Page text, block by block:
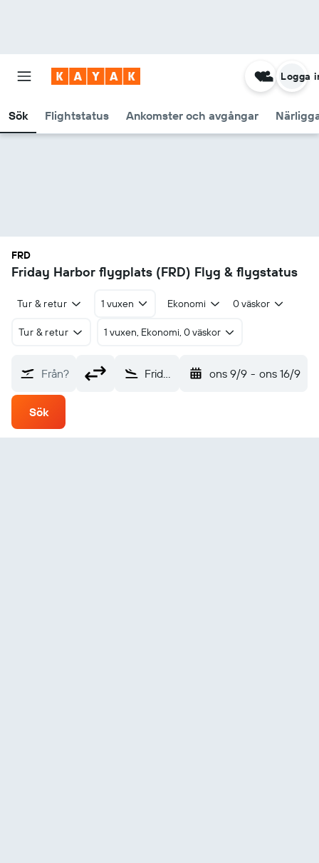
Sök Flightstatus Ankomster och avgångar
Logga
FRD
Friday Harbor flygplats (FRD) Flyg & flygstatus
Tur & retur 1 vuxen Ekonomi 0 väskor
Tur & retur 1 vuxen, Ekonomi, 0 väskor
Från? Friday Harbor (FRD) ons 9/9 - ons 16/9
Sök